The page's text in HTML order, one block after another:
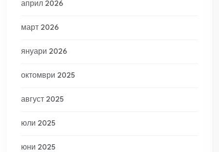
април 2026
март 2026
януари 2026
октомври 2025
август 2025
юли 2025
юни 2025